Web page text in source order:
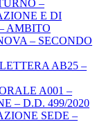
–
E DI
AMBITO
– SECONDO
AB25 –
A001 –
– D.D. 499/2020
SEDE –